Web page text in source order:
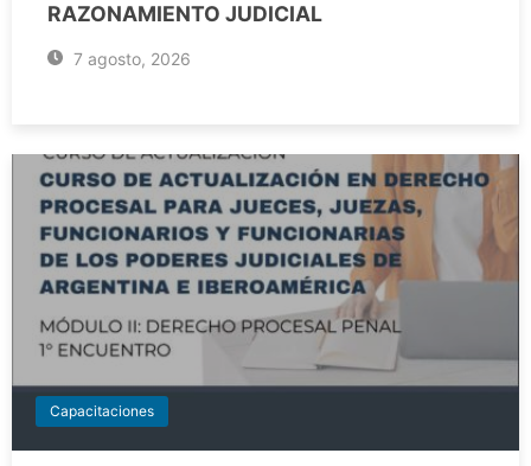
RAZONAMIENTO JUDICIAL
7 agosto, 2026
Capacitaciones